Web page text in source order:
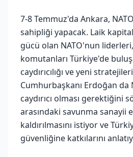
7-8 Temmuz'da Ankara,
sahipliği yapacak. Laik
gücü olan NATO'nun
komutanları Türkiye'de
caydırıcılığı ve yeni
Cumhurbaşkanı Erdoğan da
caydırıcı olması gerektiğini
arasındaki savunma sanayii
kaldırılmasını istiyor ve
güvenliğine katkılarını